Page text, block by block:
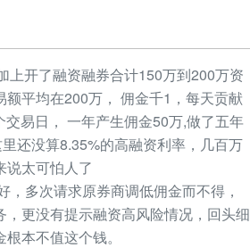
开了融资融券合计150万到200万资
额平均在200万， 佣金千1，每天贡献
易日， 一年产生佣金50万,做了五年
还没算8.35%的高融资利率，几百万
说太可怕人了
多次请求原券商调低佣金而不得，
，更没有提示融资高风险情况，回头细
本不值这个钱。